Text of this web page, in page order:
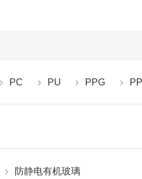
PC PU PPG
防静电有机玻璃